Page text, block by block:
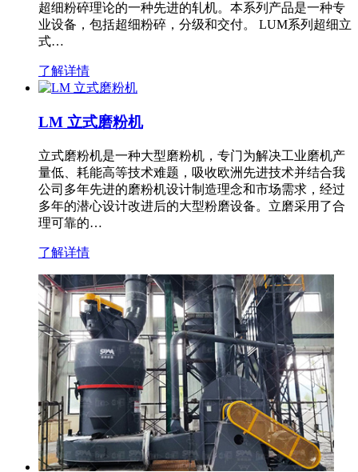
超细粉碎理论的一种先进的轧机。本系列产品是一种专
业设备，包括超细粉碎，分级和交付。 LUM系列超细立
式…
了解详情
LM 立式磨粉机
立式磨粉机是一种大型磨粉机，专门为解决工业磨机产
量低、耗能高等技术难题，吸收欧洲先进技术并结合我
公司多年先进的磨粉机设计制造理念和市场需求，经过
多年的潜心设计改进后的大型粉磨设备。立磨采用了合
理可靠的…
了解详情